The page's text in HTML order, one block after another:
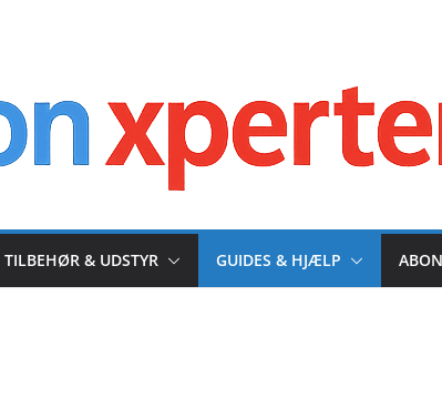
TILBEHØR & UDSTYR GUIDES & HJÆLP